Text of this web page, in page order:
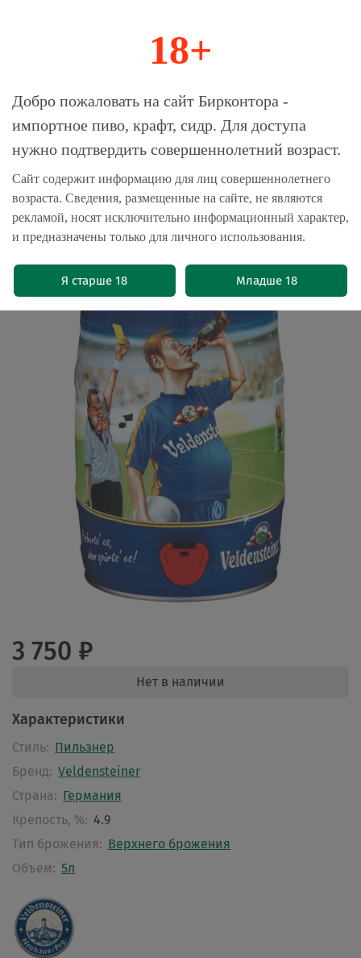
Магазин-Склад импортного пива, крафта и
Главная Пивные бочонки 5л
Бочонок пива Фельденштайнер
Пилз / Veldensteiner Pils 5л
3 750 ₽
Нет в наличии
Характеристики
Стиль: Пильзнер
Бренд: Veldensteiner
Страна: Германия
Крепость, %: 4.9
Тип брожения: Верхнего брожения
Объем: 5л
18+
Добро пожаловать на сайт Бирконтора -
импортное пиво, крафт, сидр. Для доступа
нужно подтвердить совершеннолетний возраст.
Сайт содержит информацию для лиц совершеннолетнего
возраста. Сведения, размещенные на сайте, не являются
рекламой, носят исключительно информационный характер,
и предназначены только для личного использования.
Я старше 18 Младше 18